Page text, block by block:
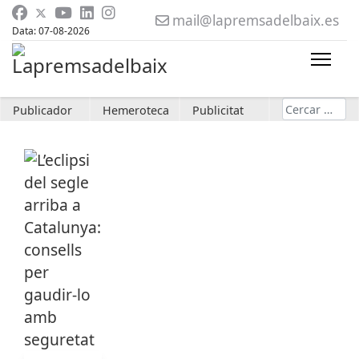
Data: 07-08-2026
mail@lapremsadelbaix.es
Publicador Hemeroteca Publicitat Cerca